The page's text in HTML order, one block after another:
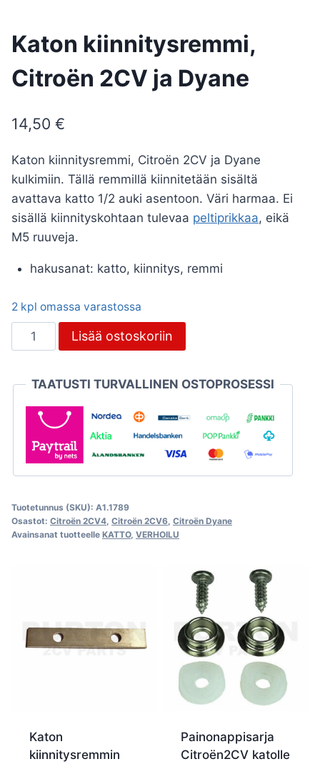
Katon kiinnitysremmi,
Citroën 2CV ja Dyane
14,50 €
Katon kiinnitysremmi, Citroën 2CV ja Dyane
kulkimiin. Tällä remmillä kiinnitetään sisältä
avattava katto 1/2 auki asentoon. Väri harmaa. Ei
sisällä kiinnityskohtaan tulevaa peltiprikkaa, eikä
M5 ruuveja.
hakusanat: katto, kiinnitys, remmi
2 kpl omassa varastossa
Katon
kiinnitysremmi,
2CV
Dyane
määrä
Lisää ostoskoriin
TAATUSTI TURVALLINEN OSTOPROSESSI
Tuotetunnus (SKU): A1.1789
Osastot: Citroën 2CV4 Citroën 2CV6 Citroën Dyane
Avainsanat tuotteelle KATTO, VERHOILU
Katon
kiinnitysremmin
Painonappisarja
Citroën2CV katolle